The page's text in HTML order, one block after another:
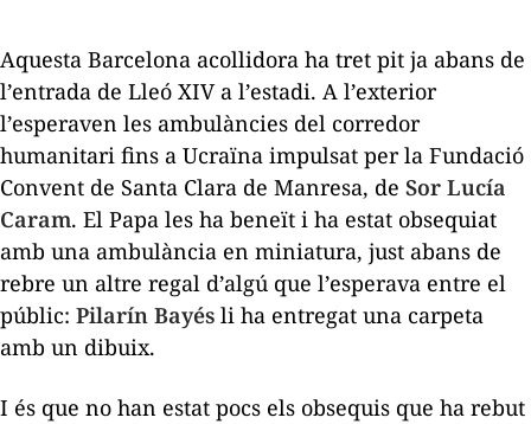
Aquesta Barcelona acollidora ha tret pit ja abans de
l’entrada de Lleó XIV a l’estadi. A l’exterior
l’esperaven les ambulàncies del corredor
humanitari fins a Ucraïna impulsat per la Fundació
Convent de Santa Clara de Manresa, de Sor Lucía
Caram. El Papa les ha beneït i ha estat obsequiat
amb una ambulància en miniatura, just abans de
rebre un altre regal d’algú que l’esperava entre el
públic: Pilarín Bayés li ha entregat una carpeta
amb un dibuix.
I és que no han estat pocs els obsequis que ha rebut